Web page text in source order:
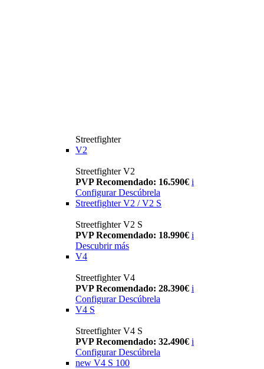
Streetfighter
V2
Streetfighter V2
PVP Recomendado: 16.590€ i
Configurar Descúbrela
Streetfighter V2 / V2 S
Streetfighter V2 S
PVP Recomendado: 18.990€ i
Descubrir más
V4
Streetfighter V4
PVP Recomendado: 28.390€ i
Configurar Descúbrela
V4 S
Streetfighter V4 S
PVP Recomendado: 32.490€ i
Configurar Descúbrela
new V4 S 100